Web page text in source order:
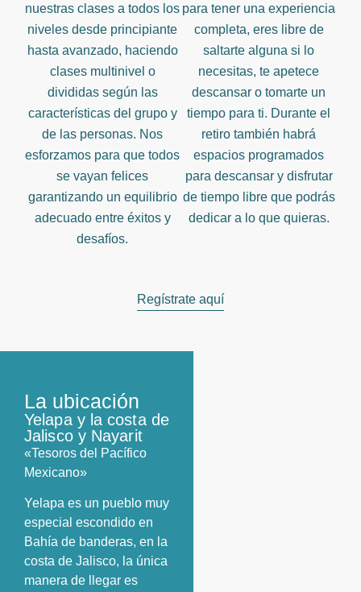
nuestras clases a todos los
niveles desde principiante
hasta avanzado, haciendo
clases multinivel o
divididas según las
características del grupo y
de las personas. Nos
esforzamos para que todos
se vayan felices
garantizando un equilibrio
adecuado entre éxitos y
desafíos.
para tener una experiencia
completa, eres libre de
saltarte alguna si lo
necesitas, te apetece
descansar o tomarte un
tiempo para ti. Durante el
retiro también habrá
espacios programados
para descansar y disfrutar
de tiempo libre que podrás
dedicar a lo que quieras.
Regístrate aquí
La ubicación
Yelapa y la costa de
Jalisco y Nayarit
«Tesoros del Pacífico
Mexicano»
Yelapa es un pueblo muy
especial escondido en
Bahía de banderas, en la
costa de Jalisco, la única
manera de llegar es